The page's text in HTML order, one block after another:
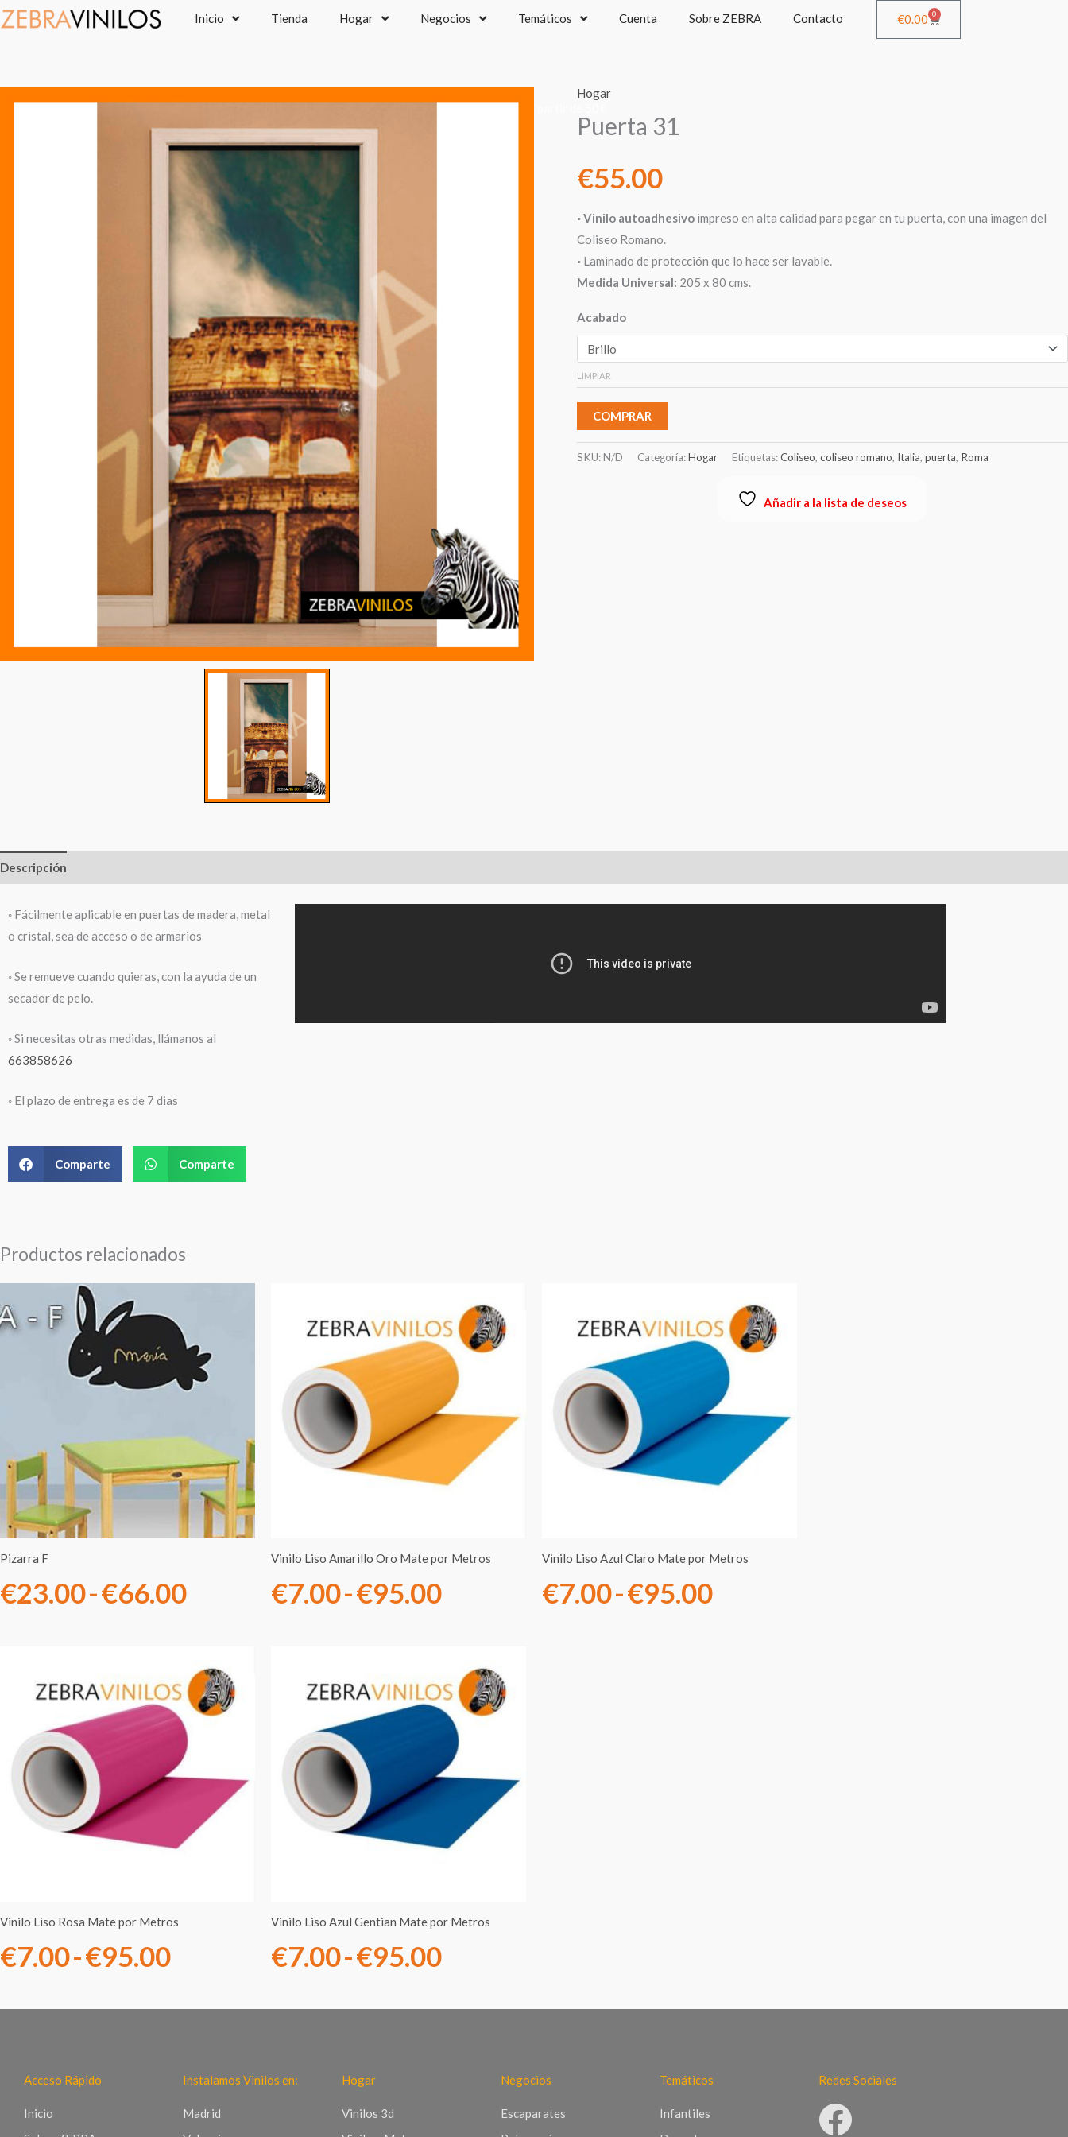
Ir
al
Inicio Tienda Hogar Negocios Temáticos Cuenta Sobre ZEBRA Contacto €0.00 0
Cart
Hogar
Puerta 31
€55.00
◦Vinilo autoadhesivoimpreso en alta calidad para pegar en tu puerta, con una imagen del
Coliseo Romano.
◦ Laminado de protección que lo hace ser lavable.
Medida Universal: 205 x 80 cms.
Acabado
LIMPIAR
COMPRAR
SKU:N/D Categoría:Hogar Etiquetas:Coliseo, coliseo romano, Italia, puerta, Roma
Añadir a la lista de deseos
Descripción
◦ Fácilmente aplicable en puertas de madera, metal
o cristal, sea de acceso o de armarios
◦ Se remueve cuando quieras, con la ayuda de un
secador de pelo.
◦ Si necesitas otras medidas, llámanos al
663858626
◦ El plazo de entrega es de 7 dias
Comparte Comparte
Productos relacionados
Pizarra F
€23.00-€66.00
de
precios:
€23.00
hasta
€66.00
Vinilo Liso Amarillo Oro Mate por Metros
€7.00-€95.00
Rango
de
precios:
desde
€7.00
hasta
Vinilo Liso Azul Claro Mate por Metros
€7.00-€95.00
Rango
de
precios:
desde
€7.00
hasta
Vinilo Liso Rosa Mate por Metros
€7.00-€95.00
Rango
de
precios:
desde
€7.00
hasta
Vinilo Liso Azul Gentian Mate por Metros
€7.00-€95.00
Rango
de
precios:
desde
€7.00
hasta
Acceso Rápido
Inicio
Instalamos Vinilos en:
Madrid
Hogar
Vinilos 3d
Negocios
Escaparates
Temáticos
Infantiles
Redes Sociales